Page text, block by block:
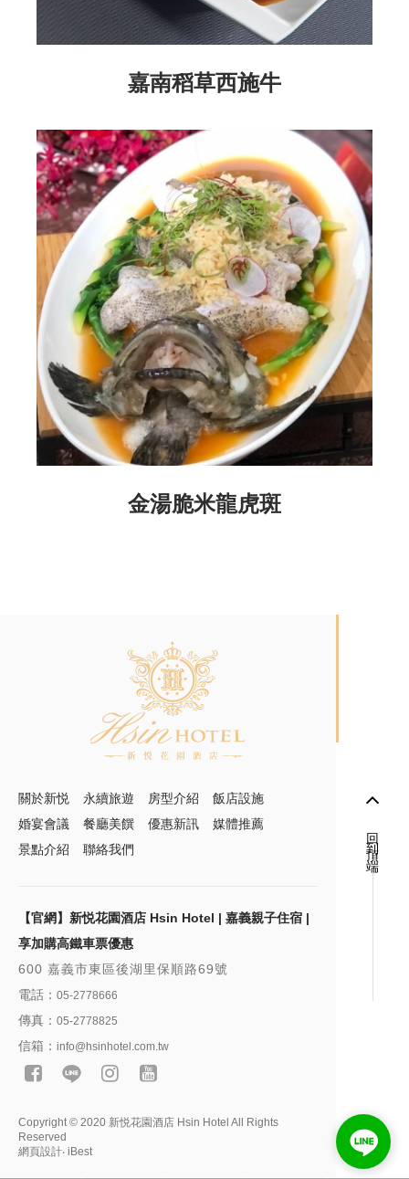
嘉南稻草西施牛
金湯脆米龍虎斑
回到頂端
關於新悦 永續旅遊 房型介紹
飯店設施
婚宴會議
餐廳美饌 優惠新訊
媒體推薦
景點介紹
聯絡我們
【官網】新悦花園酒店 Hsin Hotel | 嘉義親子住宿 |
享加購高鐵車票優惠
600 嘉義市東區後湖里保順路69號
電話： 05-2778666
傳真： 05-2778825
信箱： info@hsinhotel.com.tw
Copyright © 2020 新悦花園酒店 Hsin Hotel All Rights
Reserved
網頁設計‧ iBest